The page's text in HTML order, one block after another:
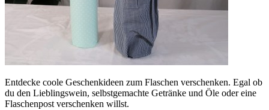
Entdecke coole Geschenkideen zum Flaschen verschenken. Egal ob
du den Lieblingswein, selbstgemachte Getränke und Öle oder eine
Flaschenpost verschenken willst.